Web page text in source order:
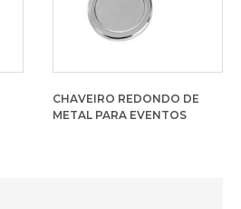
CHAVEIRO REDONDO DE
METAL PARA EVENTOS